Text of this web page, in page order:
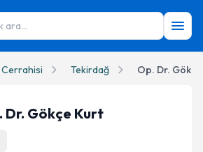
ara...
Tekirdağ Op. Dr.
Dr. Gökçe Kurt